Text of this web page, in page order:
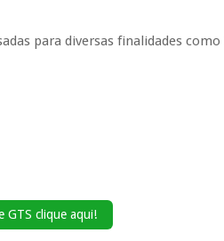
para diversas finalidades
GTS clique aqui!